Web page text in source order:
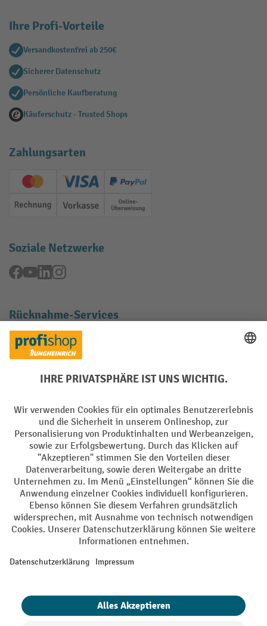
Ihre Profi-Vorteile
Versandkostenfrei ab 250€
Sicherer Datenschutz
Persönliche Kaufberatung
Käuferschutz - Trusted Shops
Zahlungsarten
Creditcard (Master)Creditcard (Visa)
PayPal
Rechnung Vorkasse Online-Überweisung
Soziale Netzwerke
Facebook
YouTubeLinkedInInstagram
Rücknahme-Services
Elektrogeräte Rückname
Batterie Rückname
Impressum Datenschutz
Barrierefreiheit Grounding Page Privacy Settings
Alle Preise exkl. gesetzl. Mehrwertsteuer zzgl.Versandkostenund ggf.
Nachnahmegebühren, wenn nicht anders angegeben.
¹ Der Rabatt gilt so lange der Vorrat reicht. Der Rabatt gilt nicht auf
oder Gutscheinen ist nicht möglich. | ² Der Rabatt wird einmalig bei
eingelöst werden. Die Höhe des Rabatts variiert je nach
Produktkategorie und beträgt bis zu 10 % (10 % auf Lager, Umwelt,